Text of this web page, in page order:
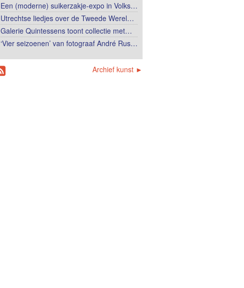
Een (moderne) suikerzakje-expo in Volks…
Utrechtse liedjes over de Tweede Werel…
Galerie Quintessens toont collectie met…
‘Vier seizoenen’ van fotograaf André Rus…
Archief kunst ►